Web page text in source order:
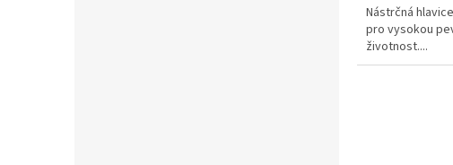
Nástrčná
pro vysokou
životnost....